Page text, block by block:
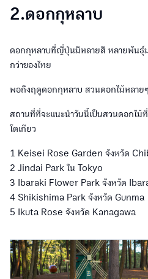
2.ดอกกุหลาบ
ดอกกุหลาบที่ญี่ปุ่นมีหลายสี หลายพันธุ์
กว่าของไทย
พอถึงฤดูดอกกุหลาบ สวนดอกไม้หลาย
สถานที่ที่จะแนะนำวันนี้เป็นสวนดอกไม้
โตเกียว
1 Keisei Rose Garden จังหวัด
2 Jindai Park ใน Tokyo
3 Ibaraki Flower Park จังหวัด
4 Shikishima Park จังหวัด Gunma
5 Ikuta Rose จังหวัด Kanagawa